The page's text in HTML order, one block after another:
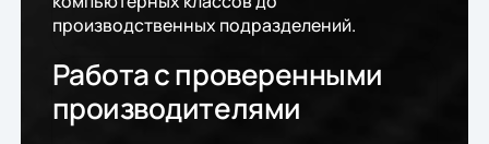
производственных подразделений.
Работа с проверенными
производителями